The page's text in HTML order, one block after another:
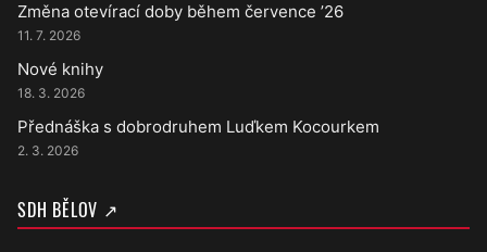
Změna otevírací doby během července ’26
11. 7. 2026
Nové knihy
18. 3. 2026
Přednáška s dobrodruhem Luďkem Kocourkem
2. 3. 2026
SDH BĚLOV ↗